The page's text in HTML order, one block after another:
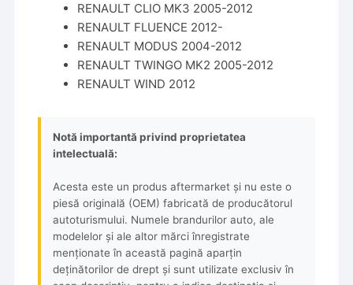
RENAULT CLIO MK3 2005-2012
RENAULT FLUENCE 2012-
RENAULT MODUS 2004-2012
RENAULT TWINGO MK2 2005-2012
RENAULT WIND 2012
Notă importantă privind proprietatea
intelectuală:
Acesta este un produs aftermarket și nu este o
piesă originală (OEM) fabricată de producătorul
autoturismului. Numele brandurilor auto, ale
modelelor și ale altor mărci înregistrate
menționate în această pagină aparțin
deținătorilor de drept și sunt utilizate exclusiv în